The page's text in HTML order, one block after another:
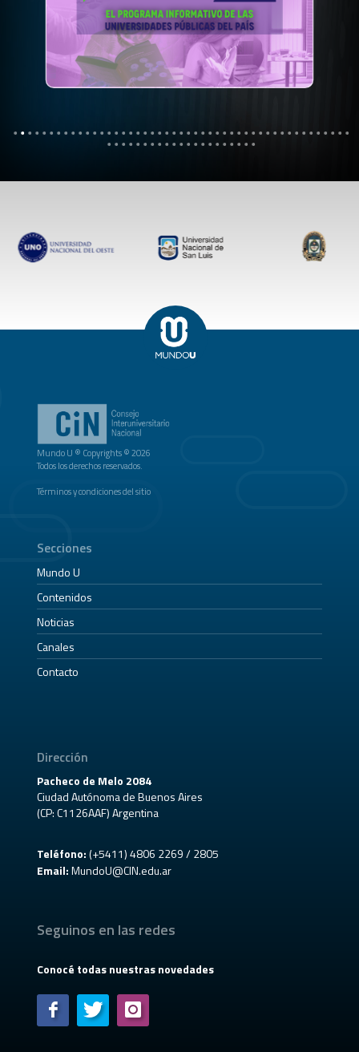
Mundo U ® Copyrights © 2026
Todos los derechos reservados.
Términos y condiciones del sitio
Secciones
Mundo U
Contenidos
Noticias
Canales
Contacto
Dirección
Pacheco de Melo 2084
Ciudad Autónoma de Buenos Aires
(CP: C1126AAF) Argentina
Teléfono:(+5411) 4806 2269 / 2805
Email: MundoU@CIN.edu.ar
Seguinos en las redes
Conocé todas nuestras novedades